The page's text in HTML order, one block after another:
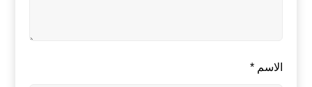
الاسم*